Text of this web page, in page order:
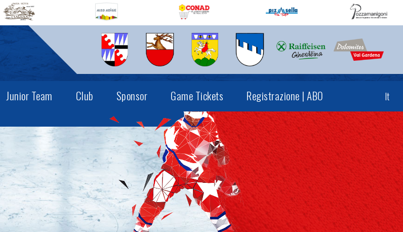
It
Junior Team Club Sponsor Game Tickets Registrazione | ABO